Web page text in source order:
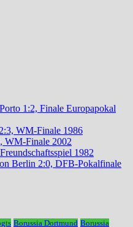
1:2, Finale Europapokal
WM-Finale 1986
WM-Finale 2002
1982
Berlin 2:0, DFB-Pokalfinale
Borussia Dortmund Borussia